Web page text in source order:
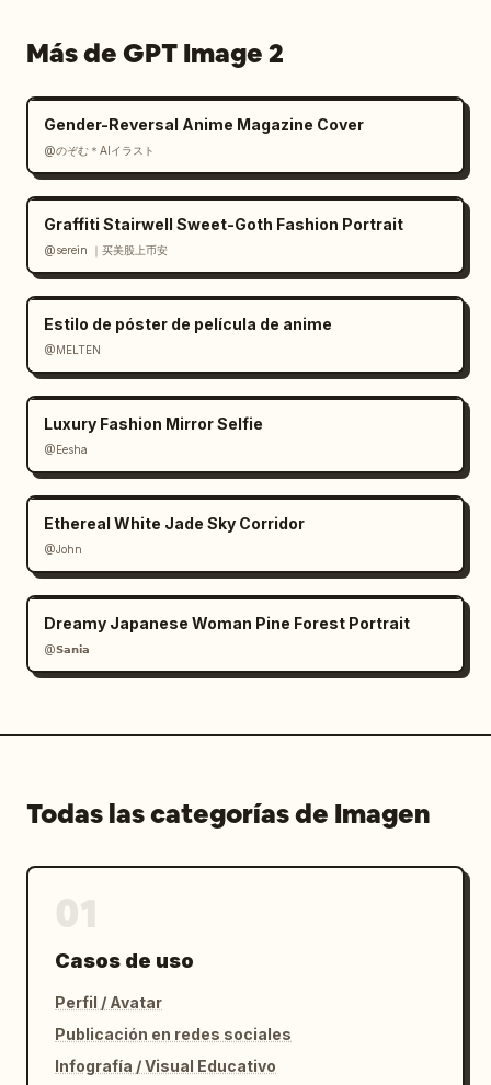
Más de GPT Image 2
Gender-Reversal Anime Magazine Cover
@のぞむ＊AIイラスト
Graffiti Stairwell Sweet-Goth Fashion Portrait
@serein ｜买美股上币安
Estilo de póster de película de anime
@MELTEN
Luxury Fashion Mirror Selfie
@Eesha
Ethereal White Jade Sky Corridor
@John
Dreamy Japanese Woman Pine Forest Portrait
@𝗦𝗮𝗻𝗶𝗮
Todas las categorías de Imagen
Casos de uso
Perfil / Avatar
Publicación en redes sociales
Infografía / Visual Educativo